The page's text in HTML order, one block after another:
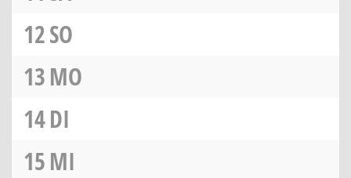
12SO
13MO
14DI
15MI